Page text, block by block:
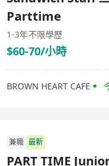
Parttime
1-3年不限學歷
$60-70/小時
BROWN HEART CAFE
兼職 最新
PART TIME